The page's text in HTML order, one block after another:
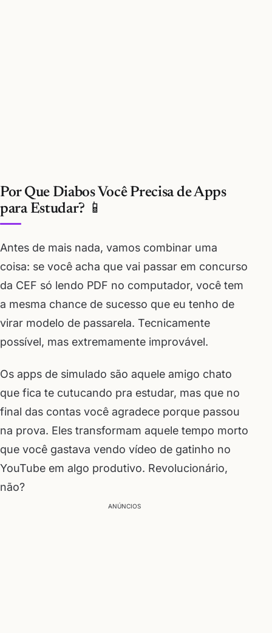
Por Que Diabos Você Precisa de Apps
para Estudar? 📱
Antes de mais nada, vamos combinar uma
coisa: se você acha que vai passar em concurso
da CEF só lendo PDF no computador, você tem
a mesma chance de sucesso que eu tenho de
virar modelo de passarela. Tecnicamente
possível, mas extremamente improvável.
Os apps de simulado são aquele amigo chato
que fica te cutucando pra estudar, mas que no
final das contas você agradece porque passou
na prova. Eles transformam aquele tempo morto
que você gastava vendo vídeo de gatinho no
YouTube em algo produtivo. Revolucionário,
não?
ANÚNCIOS